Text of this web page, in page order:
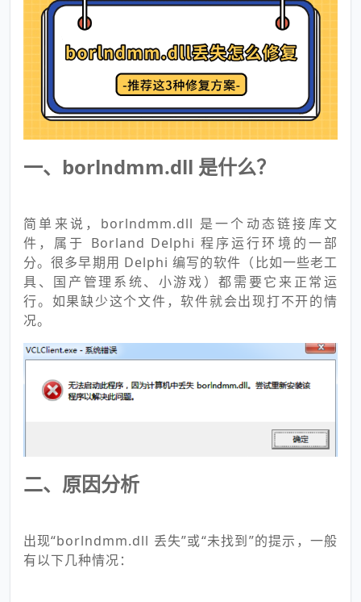
一、borlndmm.dll 是什么？
简单来说，borlndmm.dll 是一个动态链接库文
件，属于 Borland Delphi 程序运行环境的一部
分。很多早期用 Delphi 编写的软件（比如一些老工
具、国产管理系统、小游戏）都需要它来正常运
行。如果缺少这个文件，软件就会出现打不开的情
况。
二、原因分析
出现“borlndmm.dll 丢失”或“未找到”的提示，一般
有以下几种情况：